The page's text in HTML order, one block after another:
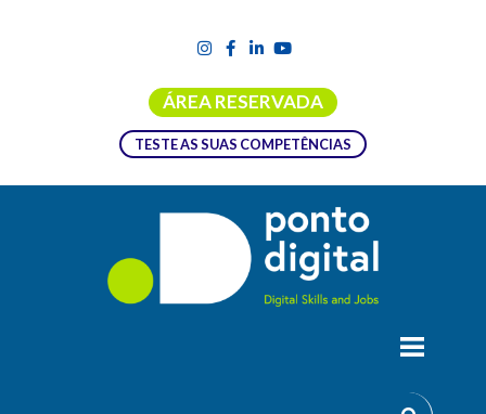
ÁREA RESERVADA
TESTE AS SUAS COMPETÊNCIAS
ACADEMIA AZURE DATA SCIENTIST